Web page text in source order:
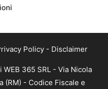
Policy - Disclaimer
365 SRL - Via Nicola
(RM) - Codice Fiscale e